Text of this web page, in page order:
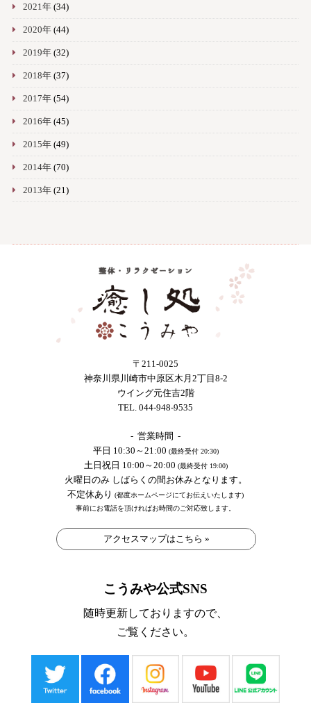
2021年(34)
2020年(44)
2019年(32)
2018年(37)
2017年(54)
2016年(45)
2015年(49)
2014年(70)
2013年(21)
〒211-0025
神奈川県川崎市中原区木月2丁目8-2
ウイング元住吉2階
TEL. 044-948-9535
- 営業時間 -
平日 10:30～21:00 (最終受付 20:30)
土日祝日 10:00～20:00 (最終受付 19:00)
火曜日のみ しばらくの間お休みとなります。
不定休あり (都度ホームページにてお伝えいたします)
事前にお電話を頂ければお時間のご対応致します。
アクセスマップはこちら »
こうみや公式SNS
随時更新しておりますので、
ご覧ください。